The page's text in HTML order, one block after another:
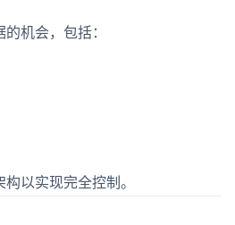
机会，包括：
以实现完全控制。